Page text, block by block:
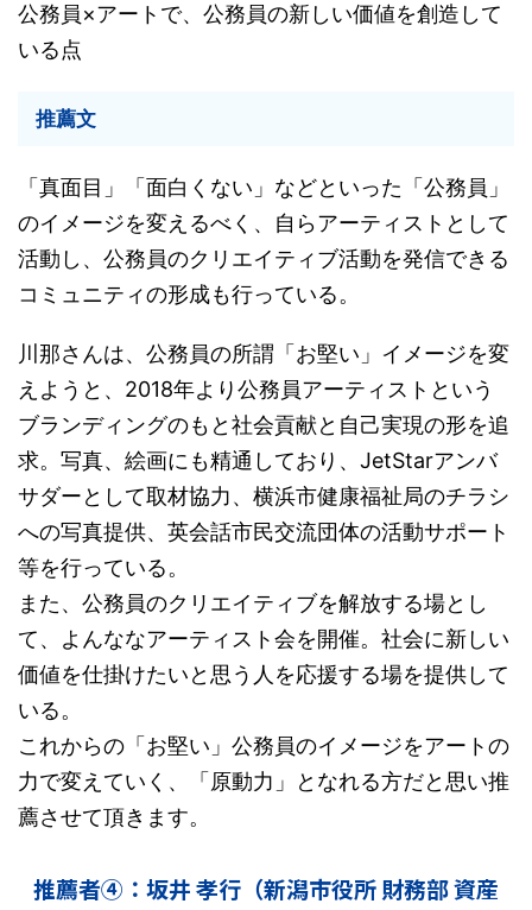
公務員×アートで、公務員の新しい価値を創造して
いる点
推薦文
「真面目」「面白くない」などといった「公務員」
のイメージを変えるべく、自らアーティストとして
活動し、公務員のクリエイティブ活動を発信できる
コミュニティの形成も行っている。
川那さんは、公務員の所謂「お堅い」イメージを変
えようと、2018年より公務員アーティストという
ブランディングのもと社会貢献と自己実現の形を追
求。写真、絵画にも精通しており、JetStarアンバ
サダーとして取材協力、横浜市健康福祉局のチラシ
への写真提供、英会話市民交流団体の活動サポート
等を行っている。
また、公務員のクリエイティブを解放する場とし
て、よんななアーティスト会を開催。社会に新しい
価値を仕掛けたいと思う人を応援する場を提供して
いる。
これからの「お堅い」公務員のイメージをアートの
力で変えていく、「原動力」となれる方だと思い推
薦させて頂きます。
推薦者④：坂井 孝行（新潟市役所 財務部 資産